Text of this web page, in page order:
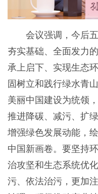
会议强调，今后五
夯实基础、全面发力
承上启下、实现生态
固树立和践行绿水青
美丽中国建设为统领
推进降碳、减污、扩
增强绿色发展动能，
中国新画卷。要坚持
治攻坚和生态系统优
污、依法治污，更加